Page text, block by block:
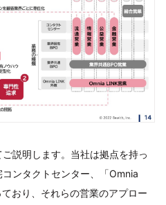
説明します。当社は拠点を持っ
ンタクトセンター、「Omnia
おり、それらの営業のアプロー